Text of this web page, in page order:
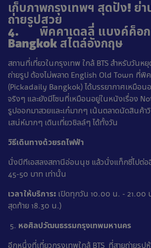
เก็บภาพกรุงเทพฯ สุดปัง! ย่
ถ่ายรูปสวย
4. พิคคาเดลลี่ แบงค์ค็อก
Bangkok สไตล์อังกฤษ
สถานที่เที่ยวในกรุงเทพ ใกล้ BTS สำหรับวันห
ถ่ายรูป ต้องไม่พลาด English Old Town ที่พิ
(Pickadaily Bangkok) ได้บรรยากาศเหมือน
จริงๆ และยังมีโซนที่เหมือนอยู่ในหนังเรื่อง
รูปออกมาสวยและเก๋มากๆ เน้นตลาดนัดสินค้า
เสน่ห์มากๆ เดินเที่ยวชิลล์ๆ ได้ทั้งวัน
วิธีเดินทางด้วยรถไฟฟ้า
นั่งบีทีเอสลงสถานีอ่อนนุช แล้วนั่งแท็กซี่ไปต่อ
45-50 บาท เท่านั้น
เวลาให้บริการ: เปิดทุกวัน 10.00 น. - 21.00
สุดท้าย 18.30 น.)
หอศิลปวัฒนธรรมกรุงเทพมหานคร
อีกหนึ่งที่เที่ยวกรุงเทพใกล้ BTS ที่สายถ่ายรูป